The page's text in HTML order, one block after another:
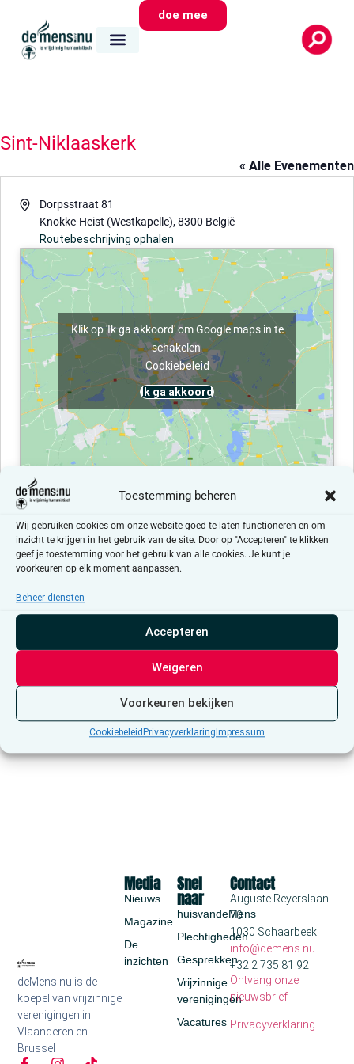
Toestemming beheren
Wij gebruiken cookies om onze website goed te laten functioneren en om
inzicht te krijgen in het gebruik van de site. Door op "Accepteren" te klikken
geef je toestemming voor het gebruik van alle cookies. Je kunt je
voorkeuren op elk moment aanpassen.
Beheer diensten
Accepteren
Weigeren
Voorkeuren bekijken
Cookiebeleid Privacyverklaring Impressum
doe mee
Sint-Niklaaskerk
« Alle Evenementen
AdresDorpsstraat 81
Knokke-Heist (Westkapelle),8300 België
Routebeschrijving ophalen
Klik op 'Ik ga akkoord' om Google maps in te
schakelen
Cookiebeleid
Ik ga akkoord
Evenementen at this locatie
BerichtEr zijn geen resultaten gevonden.
Aankomende
Selecteer
datum.
Abonneer op kalender
deMens.nu is de
koepel van vrijzinnige
verenigingen in
Vlaanderen en
Brussel
Snel
naar
huisvandeMens
Plechtigheden
Gesprekken
Vrijzinnige
verenigingen
Vacatures
Media
Nieuws
Magazine
De
inzichten
Contact
Auguste Reyerslaan
70
1030 Schaarbeek
info@demens.nu
+32 2 735 81 92
Ontvang onze
nieuwsbrief
Privacyverklaring